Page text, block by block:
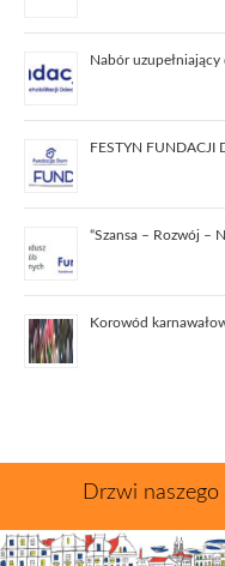
Nabór uzupełniający
FESTYN FUNDACJI
“Szansa – Rozwój –
Korowód
Drzwi